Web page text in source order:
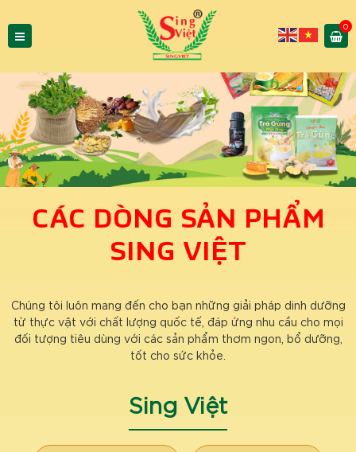
0
CÁC DÒNG SẢN PHẨM
SING VIỆT
Chúng tôi luôn mang đến cho bạn những giải pháp dinh dưỡng
từ thực vật với chất lượng quốc tế, đáp ứng nhu cầu cho mọi
đối tượng tiêu dùng với các sản phẩm thơm ngon, bổ dưỡng,
tốt cho sức khỏe.
Sing Việt